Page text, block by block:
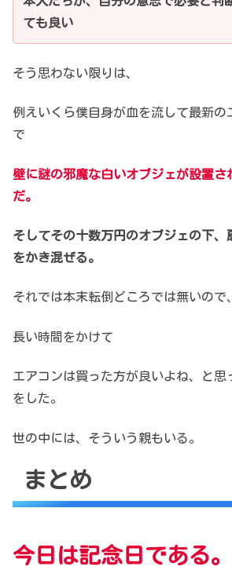
ても良い
そう思わない限りは、
例えいくら僕自身が血を流して最新の
で
壁に謎の邪魔な白いオブジェが設置さ
だ。
そしてその十数万円のオブジェの下、
をかき混ぜる。
それでは本末転倒どころでは無いので、
長い時間をかけて
エアコンは買った方が良いよね、
と思
をした。
世の中には、そういう親もいる。
まとめ
今日は記念日である。